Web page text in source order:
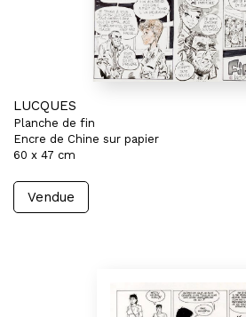
LUCQUES
Planche de fin
Encre de Chine sur papier
60 x 47 cm
Vendue